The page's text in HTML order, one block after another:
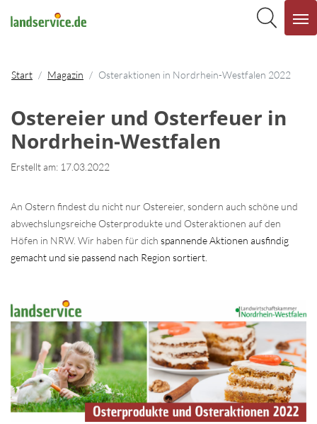
Start Magazin Osteraktionen in Nordrhein-Westfalen 2022
Ostereier und Osterfeuer in
Nordrhein-Westfalen
Erstellt am: 17.03.2022
An Ostern findest du nicht nur Ostereier, sondern auch schöne und
abwechslungsreiche Osterprodukte und Osteraktionen auf den
Höfen in NRW. Wir haben für dich spannende Aktionen ausfindig
gemacht und sie passend nach Region sortiert.